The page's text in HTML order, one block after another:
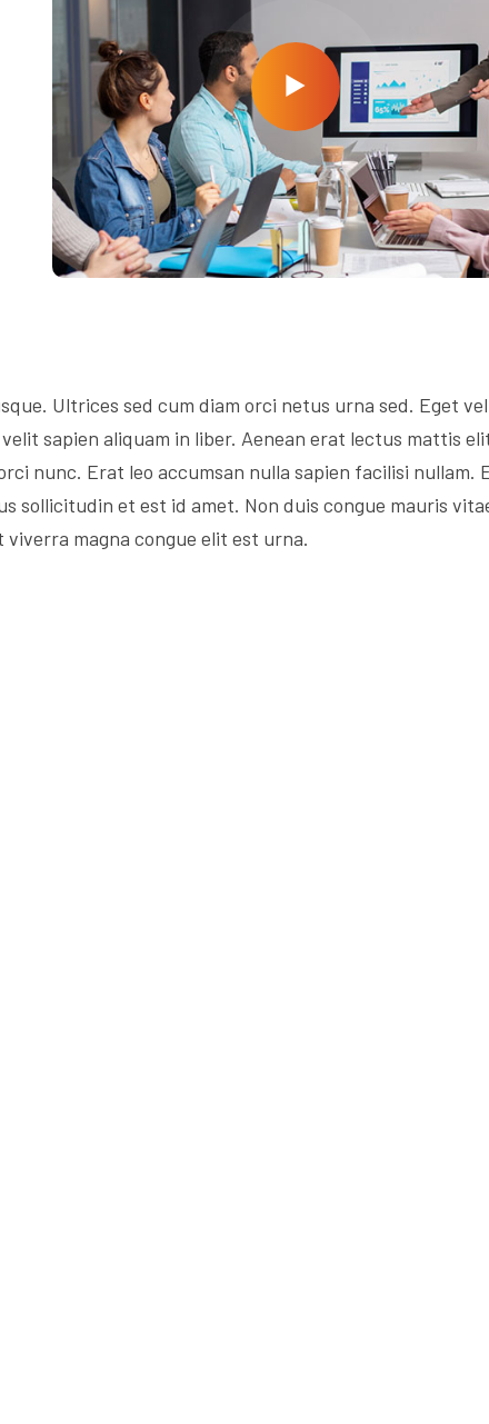
Ultrices sed cum diam orci netus urna sed. Eget
sapien aliquam in liber. Aenean erat lectus mattis
nunc. Erat leo accumsan nulla sapien facilisi
sollicitudin et est id amet. Non duis congue mauris
magna congue elit est urna.